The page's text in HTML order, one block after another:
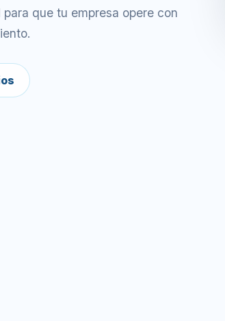
que tu empresa opere con